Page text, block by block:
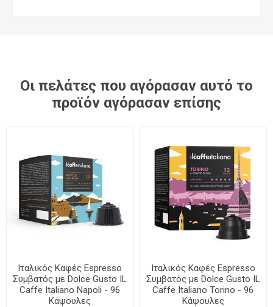
Οι πελάτες που αγόρασαν αυτό το
προϊόν αγόρασαν επίσης
Ιταλικός Καφές Espresso
Συμβατός με Dolce Gusto IL
Caffe Italiano Napoli - 96
Κάψουλες
Ιταλικός Καφές Espresso
Συμβατός με Dolce Gusto IL
Caffe Italiano Torino - 96
Κάψουλες